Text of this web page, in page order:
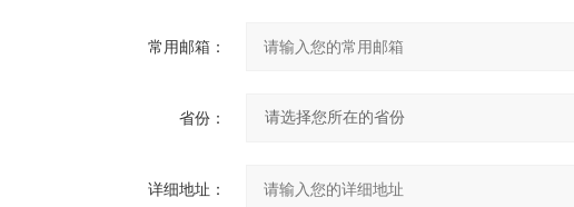
常用邮箱：
省份：
详细地址：